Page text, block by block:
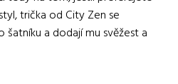
trička od City Zen se
a dodají mu svěžest a